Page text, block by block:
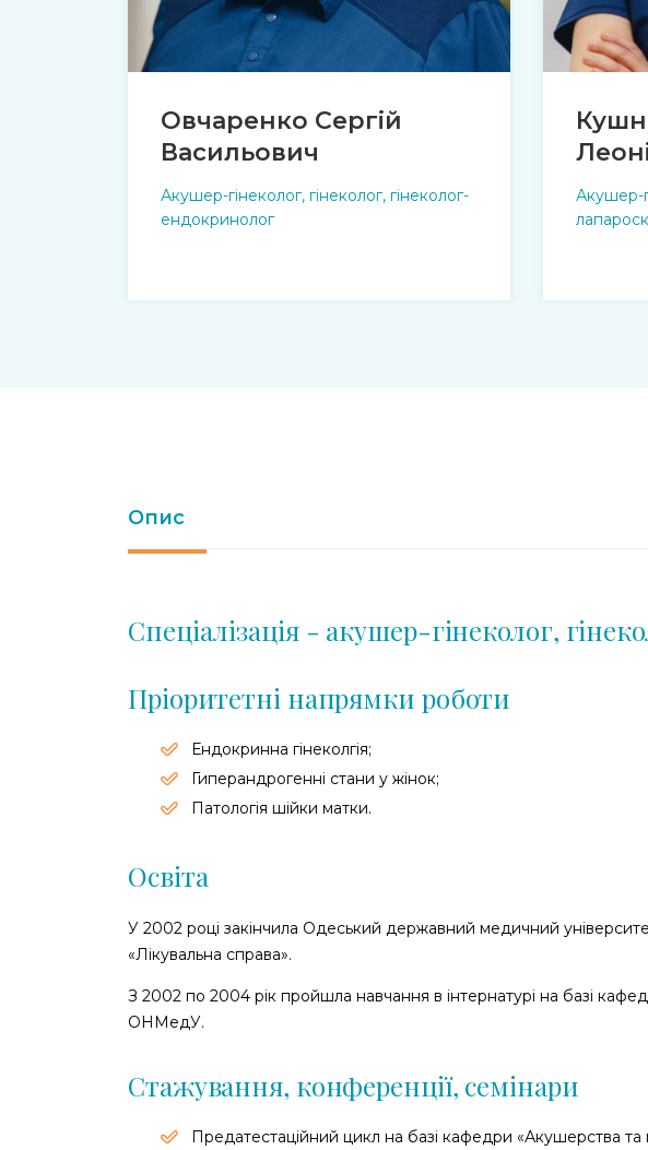
Овчаренко Сергій
Васильович
Акушер-гінеколог, гінеколог, гінеколог-
ендокринолог
Акушер-
Опис
Спеціалізація - акушер-гінеколог,
Пріоритетні напрямки роботи
Ендокринна гінеколгія;
Гиперандрогенні стани у жінок;
Патологія шійки матки.
Освіта
У 2002 році закінчила Одеський державний медичний
«Лікувальна справа».
З 2002 по 2004 рік пройшла навчання в інтернатурі на базі
ОНМедУ.
Стажування, конференції, семінари
Предатестаційний цикл на базі кафедри «Акушерства